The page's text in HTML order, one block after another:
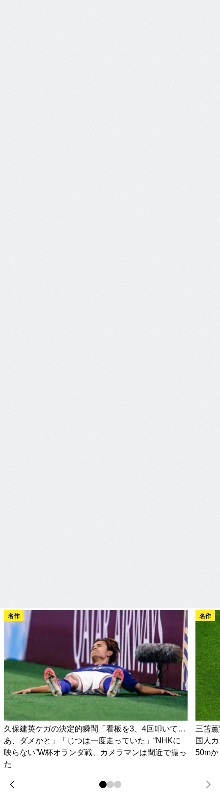
名作
久保建英ケガの決定的瞬間「看板を3、4回叩いて…
あ、ダメかと」「じつは一度走っていた」“NHKに
映らない”W杯オランダ戦、カメラマンは間近で撮っ
た
名作
三笘
国人
50m